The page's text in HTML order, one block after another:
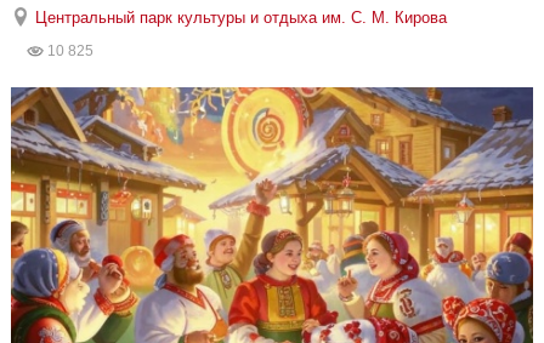
Центральный парк культуры и отдыха им. С. М. Кирова
10 825